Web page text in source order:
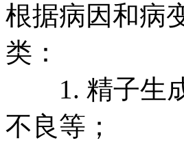
根据病因和病
类：
1. 精子生成
不良等；